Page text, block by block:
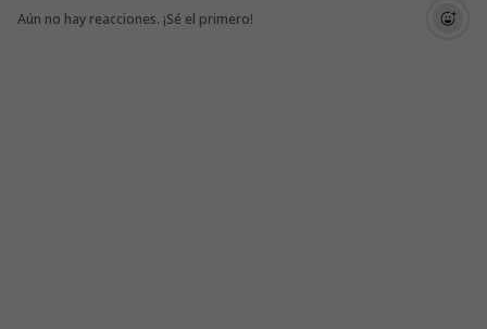
Aún no hay reacciones. ¡Sé el primero!